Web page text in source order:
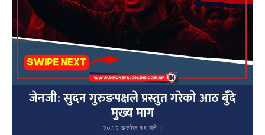
जेनजी: सुदन गुरुङपक्षले प्रस्तुत गरेको आठ बुँदे
मुख्य माग
२०८२ अशोज १९ गते ।